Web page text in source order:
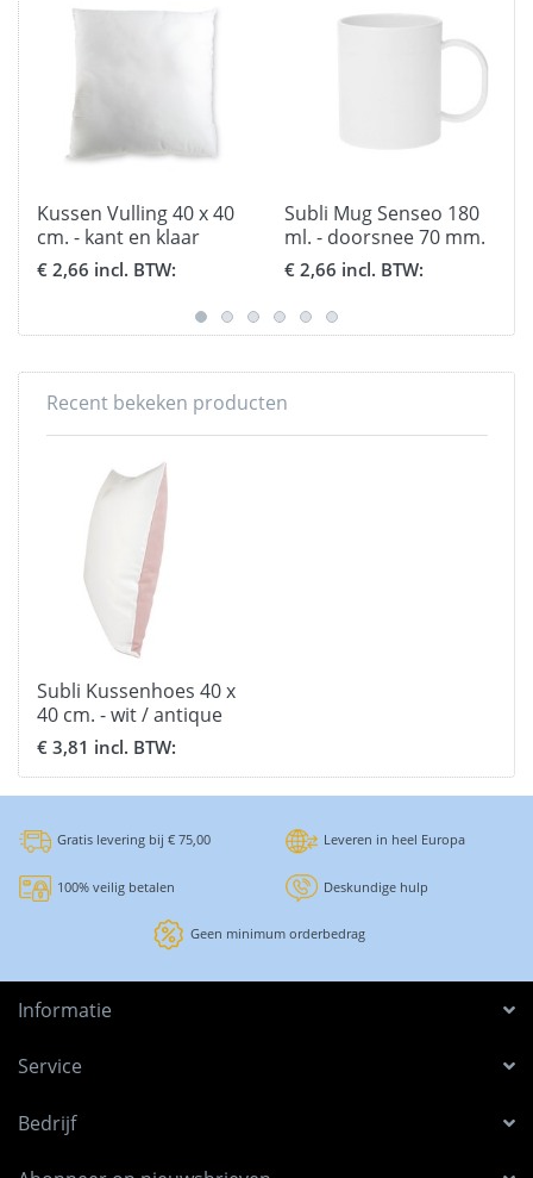
Kussen Vulling 40 x 40
cm. - kant en klaar
€ 2,66 incl. BTW:
Subli Mug Senseo 180
ml. - doorsnee 70 mm.
hoogte 70 mm.
€ 2,66 incl. BTW:
Recent bekeken producten
Subli Kussenhoes 40 x
40 cm. - wit / antique
pink
€ 3,81 incl. BTW:
Gratis levering bij € 75,00 Leveren in heel Europa
100% veilig betalen Deskundige hulp
Geen minimum orderbedrag
Informatie
Service
Bedrijf